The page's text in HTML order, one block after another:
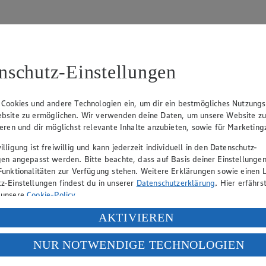
Fickert (Vorstandsmitglied), Jürgen Mäder
gewährt Ihnen jedoch das Recht, den auf dieser Website
und Vervielfältigung von Bildmaterial oder Grafiken aus
verantwortlich. Firma und Anschriften unserer
hin, dass wir nicht an einem Streitbeilegungsverfahren vor einer
Einstellungen
und andere Technologien ein, um dir ein bestmögliches
zu ermöglichen. Wir verwenden deine Daten, um unsere Website zu
und dir möglichst relevante Inhalte anzubieten, sowie für
ist freiwillig und kann jederzeit individuell in den Datenschutz-
angepasst werden. Bitte beachte, dass auf Basis deiner
zur Verfügung stehen. Weitere Erklärungen sowie einen
Einstellungen findest du in unserer Datenschutzerklärung. Hier
Cookie-Policy.
deiner personenbezogenen Daten in den USA durch Facebook und
„Aktivieren“ klickst, willigst du im Sinne des Art. 49 Abs. 1 Satz 1 lit.
Daten in den USA verarbeitet werden. Der EuGH sieht die USA als
europäischen Standards nicht angemessenen Datenschutzniveau an. Es
AKTIVIEREN
NUR NOTWENDIGE TECHNOLOGIEN